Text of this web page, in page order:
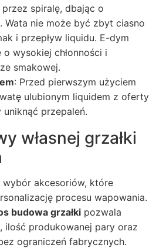
spiralę, dbając o
Wata nie może być zbyt ciasno
i przepływ liquidu. E-dym
wysokiej chłonności i
smakowej.
: Przed pierwszym użyciem
ulubionym liquidem z oferty
przepaleń.
własnej grzałki
akcesoriów, które
procesu wapowania.
budowa grzałki pozwala
ilość produkowanej pary oraz
ograniczeń fabrycznych.